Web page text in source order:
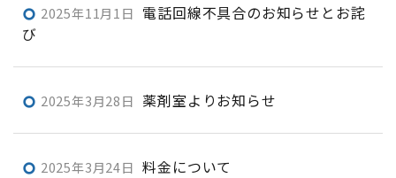
trip_origin 2025年11月1日 電話回線不具合のお知らせとお詫
び
trip_origin 2025年3月28日 薬剤室よりお知らせ
trip_origin 2025年3月24日 料金について